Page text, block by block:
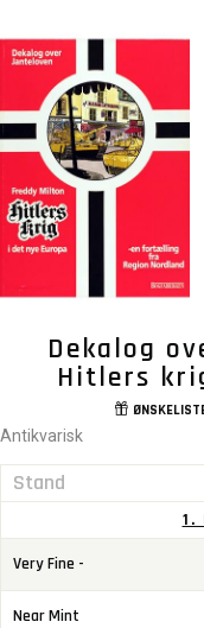
Dekalog
Hitlers
Antikvarisk
Stand
1.
Very Fine -
Near Mint